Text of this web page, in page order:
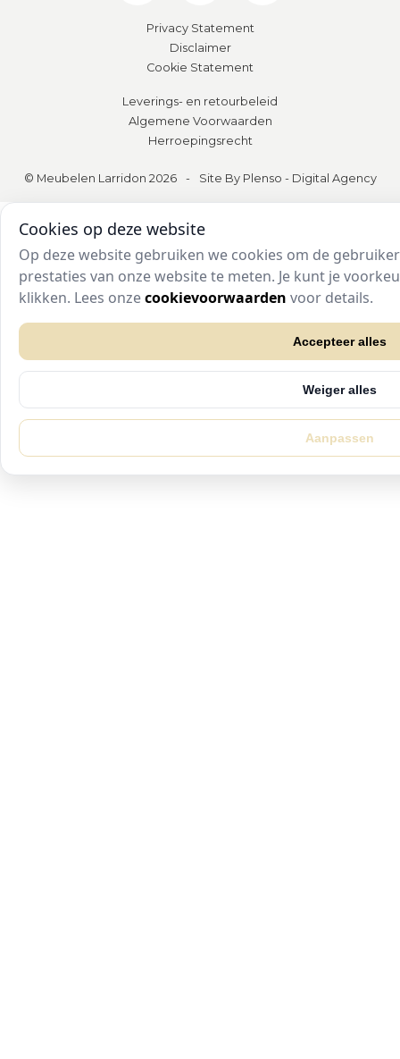
Privacy Statement
Disclaimer
Cookie Statement
Leverings- en retourbeleid
Algemene Voorwaarden
Herroepingsrecht
© Meubelen Larridon 2026 - Site By Plenso - Digital Agency
Cookies op deze website
Op deze website gebruiken we cookies om de
prestaties van onze website te meten. Je kunt je
klikken. Lees onzecookievoorwaarden voor details.
Accepteer alles
Weiger alles
Aanpassen